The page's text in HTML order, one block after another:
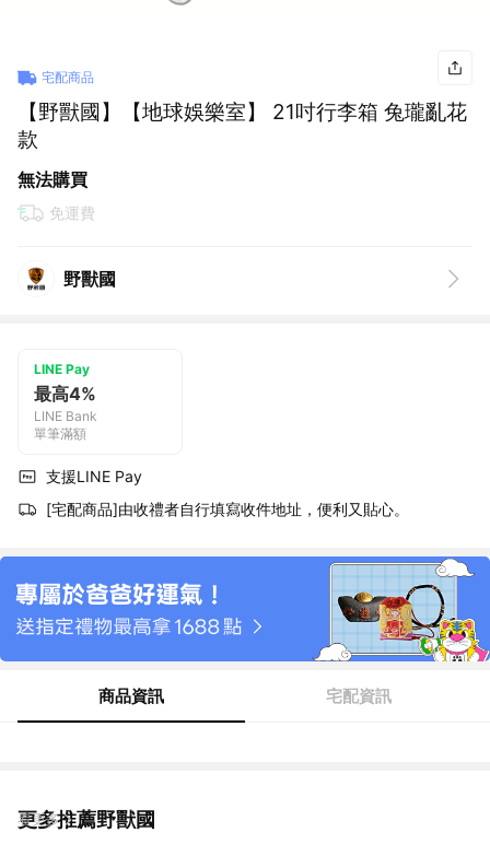
宅配商品
【野獸國】【地球娛樂室】 21吋行李箱 兔瓏亂花
款
無法購買
免運費
野獸國
LINE Pay
最高4%
LINE Bank
單筆滿額
支援LINE Pay
[宅配商品]由收禮者自行填寫收件地址，便利又貼心。
商品資訊 宅配資訊
更多推薦野獸國
看更多